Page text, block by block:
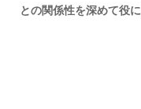
との関係性を深めて役